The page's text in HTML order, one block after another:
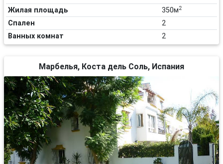
Жилая площадь 350м2
Спален
2
Ванных комнат
2
Марбелья, Коста дель Соль, Испания